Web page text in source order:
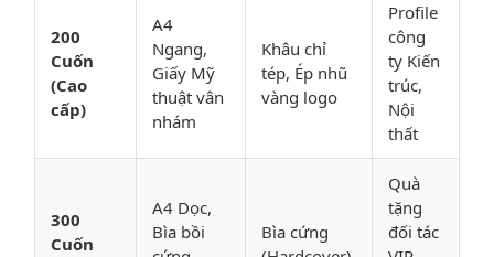
200
Cuốn
(Cao
cấp)
A4
Ngang,
Giấy Mỹ
thuật vân
nhám
Khâu chỉ
tép, Ép nhũ
vàng logo
Profile
công
ty Kiến
trúc,
Nội
thất
300
Cuốn
A4 Dọc,
Bìa bồi
Bìa cứng
Quà
tặng
đối tác